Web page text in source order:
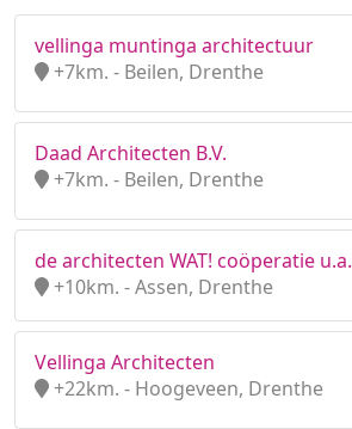
vellinga muntinga architectuur
+7km. - Beilen, Drenthe
Daad Architecten B.V.
+7km. - Beilen, Drenthe
de architecten WAT! coöperatie u.a.
+10km. - Assen, Drenthe
Vellinga Architecten
+22km. - Hoogeveen, Drenthe